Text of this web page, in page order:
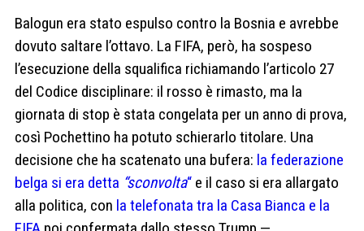
Balogun era stato espulso contro la Bosnia e avrebbe
dovuto saltare l’ottavo. La FIFA, però, ha sospeso
l’esecuzione della squalifica richiamando l’articolo 27
del Codice disciplinare: il rosso è rimasto, ma la
giornata di stop è stata congelata per un anno di prova,
così Pochettino ha potuto schierarlo titolare. Una
decisione che ha scatenato una bufera: la federazione
belga si era detta “sconvolta“ e il caso si era allargato
alla politica, con la telefonata tra la Casa Bianca e la